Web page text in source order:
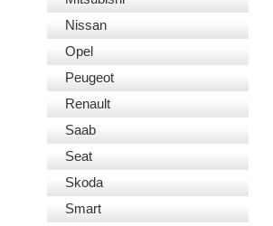
Nissan
Opel
Peugeot
Renault
Saab
Seat
Skoda
Smart